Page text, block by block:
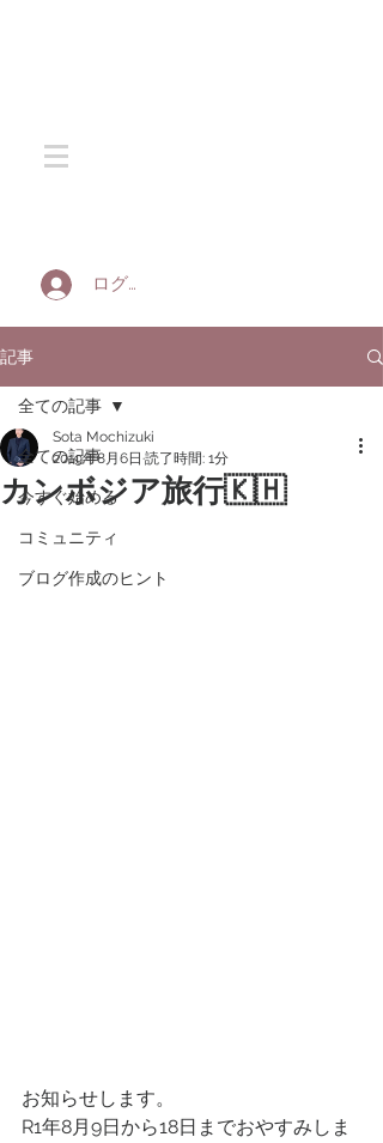
ログイン
記事
全ての記事
今すぐ始める
コミュニティ
ブログ作成のヒント
全ての記事
カンボジア旅行🇰🇭
Sota Mochizuki
2019年8月6日 読了時間: 1分
お知らせします。
R1年8月9日から18日までおやすみしま